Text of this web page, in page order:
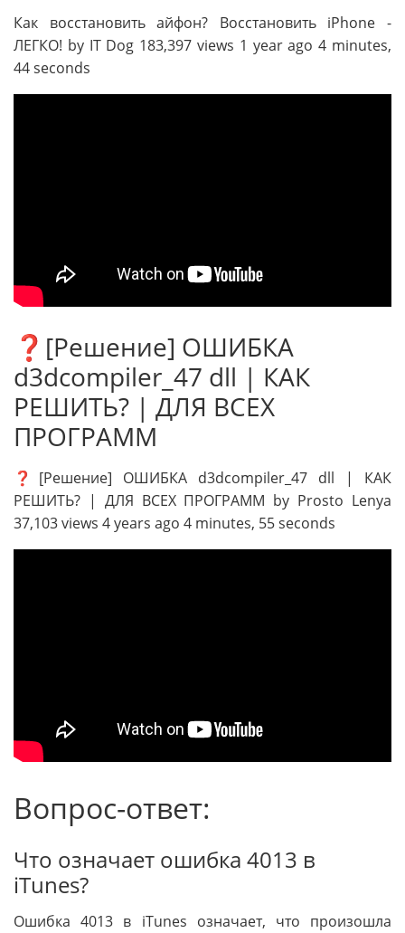
Как восстановить айфон? Восстановить iPhone -
ЛЕГКО! by IT Dog 183,397 views 1 year ago 4 minutes,
44 seconds
❓[Решение] ОШИБКА
d3dcompiler_47 dll | КАК
РЕШИТЬ? | ДЛЯ ВСЕХ
ПРОГРАММ
❓[Решение] ОШИБКА d3dcompiler_47 dll | КАК
РЕШИТЬ? | ДЛЯ ВСЕХ ПРОГРАММ by Prosto Lenya
37,103 views 4 years ago 4 minutes, 55 seconds
Вопрос-ответ:
Что означает ошибка 4013 в
iTunes?
Ошибка 4013 в iTunes означает, что произошла